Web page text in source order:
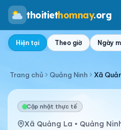
thoitiethomnay.org
Hiện tại Theo giờ Ngày
Trang chủ Quảng Ninh Xã
Cập nhật thực tế
Xã Quảng La • Quảng